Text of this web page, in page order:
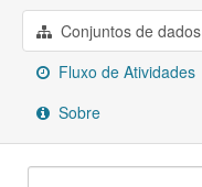
Grupos
Sobre
Conjuntos de dados
Fluxo de Atividades
Sobre